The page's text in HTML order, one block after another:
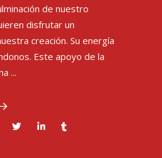
de nuestro
disfrutar un
creación. Su energía
Este apoyo de la